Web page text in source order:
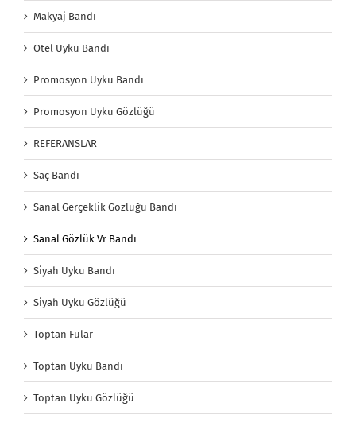
Makyaj Bandı
Otel Uyku Bandı
Promosyon Uyku Bandı
Promosyon Uyku Gözlüğü
REFERANSLAR
Saç Bandı
Sanal Gerçeklik Gözlüğü Bandı
Sanal Gözlük Vr Bandı
Siyah Uyku Bandı
Siyah Uyku Gözlüğü
Toptan Fular
Toptan Uyku Bandı
Toptan Uyku Gözlüğü